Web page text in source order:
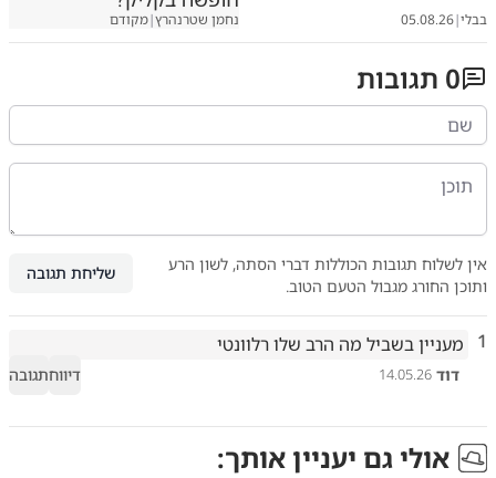
בבלי|
05.08.26 נחמן שטרנהרץ|מקודם
0 תגובות
אין לשלוח תגובות הכוללות דברי הסתה, לשון הרע
ותוכן החורג מגבול הטעם הטוב.
שליחת תגובה
1 מעניין בשביל מה הרב שלו רלוונטי
דוד 14.05.26 דיווחתגובה
אולי גם יעניין אותך: